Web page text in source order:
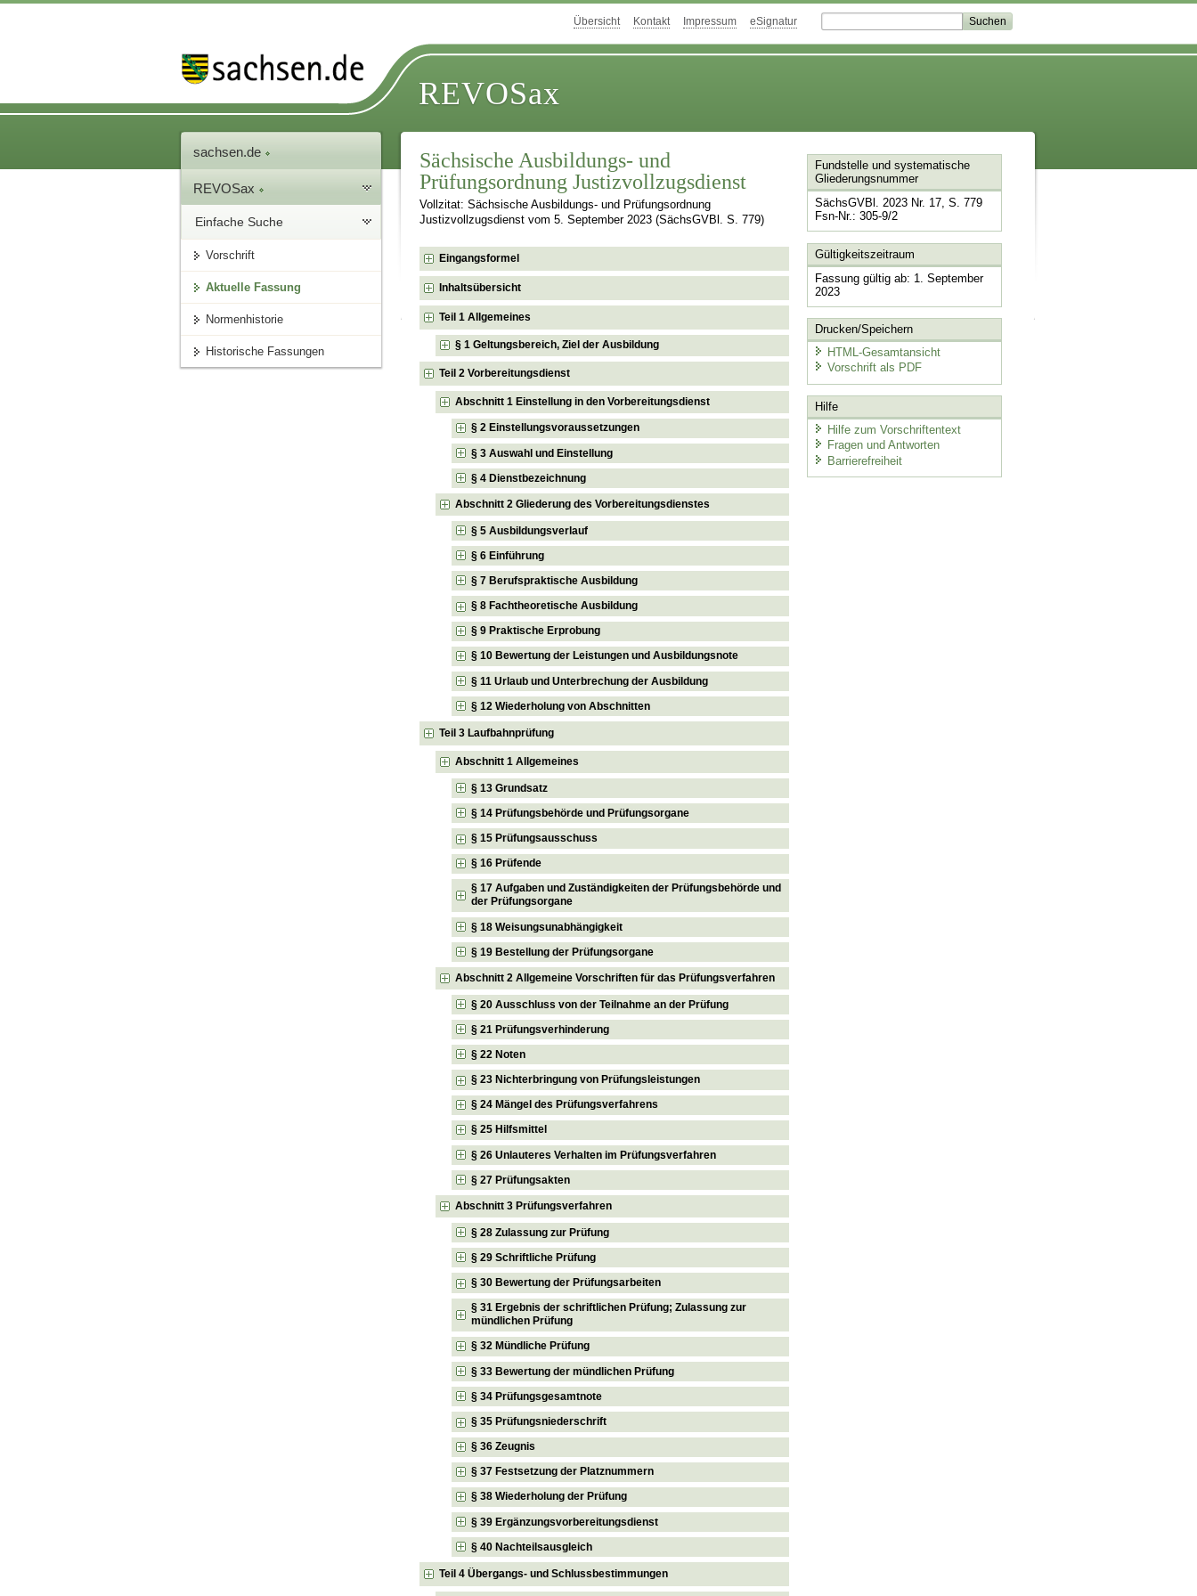
Übersicht Kontakt Impressum eSignatur
REVOSax
sachsen.de
REVOSax
Einfache Suche
Vorschrift
Aktuelle Fassung
Normenhistorie
Historische Fassungen
Sächsische Ausbildungs- und
Prüfungsordnung Justizvollzugsdienst
Vollzitat: Sächsische Ausbildungs- und Prüfungsordnung
Justizvollzugsdienst vom 5. September 2023 (SächsGVBl. S. 779)
Eingangsformel
Inhaltsübersicht
Teil 1 Allgemeines
§ 1 Geltungsbereich, Ziel der Ausbildung
Teil 2 Vorbereitungsdienst
Abschnitt 1 Einstellung in den Vorbereitungsdienst
§ 2 Einstellungsvoraussetzungen
§ 3 Auswahl und Einstellung
§ 4 Dienstbezeichnung
Abschnitt 2 Gliederung des Vorbereitungsdienstes
§ 5 Ausbildungsverlauf
§ 6 Einführung
§ 7 Berufspraktische Ausbildung
§ 8 Fachtheoretische Ausbildung
§ 9 Praktische Erprobung
§ 10 Bewertung der Leistungen und Ausbildungsnote
§ 11 Urlaub und Unterbrechung der Ausbildung
§ 12 Wiederholung von Abschnitten
Teil 3 Laufbahnprüfung
Abschnitt 1 Allgemeines
§ 13 Grundsatz
§ 14 Prüfungsbehörde und Prüfungsorgane
§ 15 Prüfungsausschuss
§ 16 Prüfende
§ 17 Aufgaben und Zuständigkeiten der Prüfungsbehörde und
der Prüfungsorgane
§ 18 Weisungsunabhängigkeit
§ 19 Bestellung der Prüfungsorgane
Abschnitt 2 Allgemeine Vorschriften für das Prüfungsverfahren
§ 20 Ausschluss von der Teilnahme an der Prüfung
§ 21 Prüfungsverhinderung
§ 22 Noten
§ 23 Nichterbringung von Prüfungsleistungen
§ 24 Mängel des Prüfungsverfahrens
§ 25 Hilfsmittel
§ 26 Unlauteres Verhalten im Prüfungsverfahren
§ 27 Prüfungsakten
Abschnitt 3 Prüfungsverfahren
§ 28 Zulassung zur Prüfung
§ 29 Schriftliche Prüfung
§ 30 Bewertung der Prüfungsarbeiten
§ 31 Ergebnis der schriftlichen Prüfung; Zulassung zur
mündlichen Prüfung
§ 32 Mündliche Prüfung
§ 33 Bewertung der mündlichen Prüfung
§ 34 Prüfungsgesamtnote
§ 35 Prüfungsniederschrift
§ 36 Zeugnis
§ 37 Festsetzung der Platznummern
§ 38 Wiederholung der Prüfung
§ 39 Ergänzungsvorbereitungsdienst
§ 40 Nachteilsausgleich
Teil 4 Übergangs- und Schlussbestimmungen
Fundstelle und systematische
Gliederungsnummer
SächsGVBl. 2023 Nr. 17, S. 779
Fsn-Nr.: 305-9/2
Gültigkeitszeitraum
Fassung gültig ab: 1. September
2023
Drucken/Speichern
HTML-Gesamtansicht
Vorschrift als PDF
Hilfe
Hilfe zum Vorschriftentext
Fragen und Antworten
Barrierefreiheit